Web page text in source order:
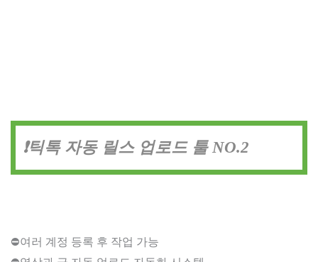
❗틱톡 자동 릴스 업로드 툴 NO.2
⛔여러 계정 등록 후 작업 가능